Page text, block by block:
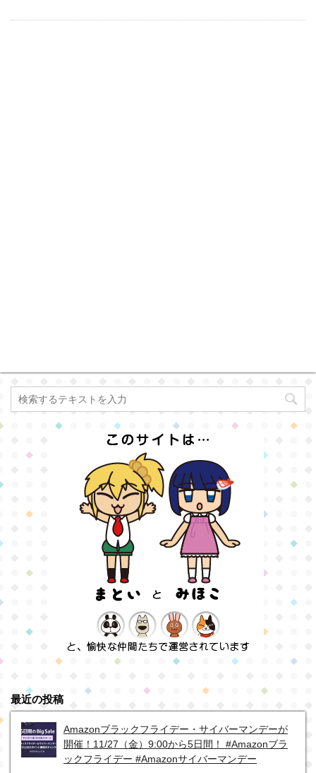
最近の投稿
Amazonブラックフライデー・サイバーマンデーが
開催！11/27（金）9:00から5日間！ #Amazonブラ
ックフライデー #Amazonサイバーマンデー